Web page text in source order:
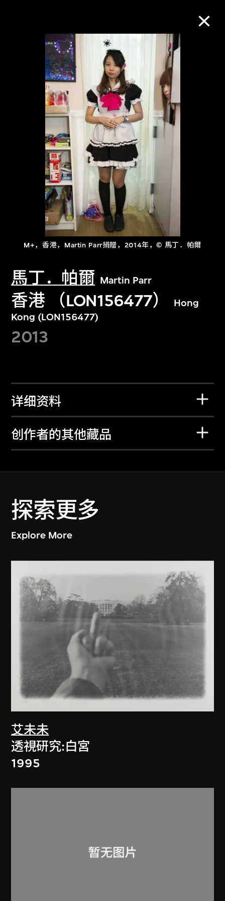
M+，香港，Martin Parr捐贈，2014年，© 馬丁．帕爾
馬丁．帕爾 Martin Parr
香港 （LON156477）
Hong
Kong (LON156477)
2013
详细资料
创作者的其他藏品
探索更多
Explore More
艾未未
透視研究:白宮
1995
M+藏品
进一步筛选
关于M+藏品
探索世界顶级的二十及二十一世纪视觉
文化藏品。